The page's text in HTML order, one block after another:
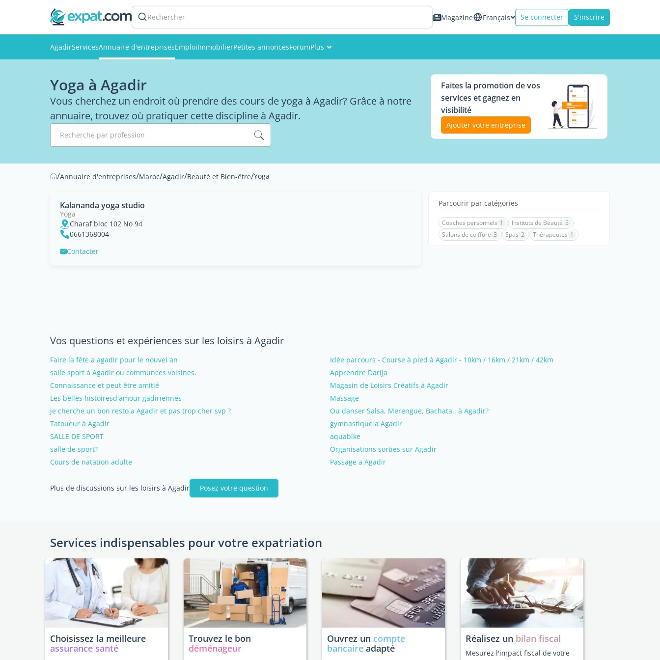
Rechercher Magazine Français Se connecter S'inscrire
AgadirServicesAnnuaire d'entreprisesEmploiImmobilierPetites annoncesForumPlus
Yoga à Agadir
Vous cherchez un endroit où prendre des cours de yoga à Agadir? Grâce à notre
annuaire, trouvez où pratiquer cette discipline à Agadir.
Recherche par profession
Faites la promotion de vos
services et gagnez en
visibilité
Ajouter votre entreprise
/Annuaire d'entreprises/Maroc/Agadir/Beauté et Bien-être/Yoga
Kalananda yoga studio
Yoga
Charaf bloc 102 No 94
0661368004
Contacter
Parcourir par catégories
Coaches personnels 1 Instituts de Beauté 5
Salons de coiffure 3 Spas 2 Thérapeutes 1
Vos questions et expériences sur les loisirs à Agadir
Faire la fête a agadir pour le nouvel an
Idée parcours - Course à pied à Agadir - 10km / 16km / 21km / 42km
salle sport à Agadir ou communces voisines.
Apprendre Darija
Connaissance et peut être amitié
Magasin de Loisirs Créatifs à Agadir
Les belles histoiresd'amour gadiriennes
Massage
je cherche un bon resto a Agadir et pas trop cher svp ?
Ou danser Salsa, Merengue, Bachata.. à Agadir?
Tatoueur à Agadir
gymnastique a Agadir
SALLE DE SPORT
aquabike
salle de sport?
Organisations sorties sur Agadir
Cours de natation adulte
Passage a Agadir
Plus de discussions sur les loisirs à Agadir Posez votre question
Services indispensables pour votre expatriation
Choisissez la meilleure
assurance santé
Trouvez le bon
déménageur
Ouvrez un compte
bancaire adapté
Réalisez un bilan fiscal
Mesurez l'impact fiscal de votre